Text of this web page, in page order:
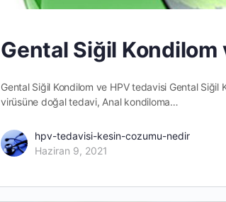
Gental Siğil Kondilom
Gental Siğil Kondilom ve HPV tedavisi Gental Siğil
virüsüne doğal tedavi, Anal kondiloma…
hpv-tedavisi-kesin-cozumu-nedir
Haziran 9, 2021